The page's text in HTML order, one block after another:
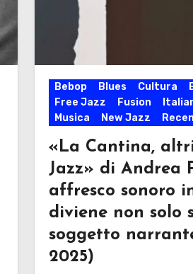
Bebop Blues Cultura
Free Jazz
Fusion
Musica
New Jazz
«La Cantina,
Jazz» di Andrea
affresco sonoro
diviene non solo
soggetto
2025)